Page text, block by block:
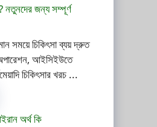
নতুনদের জন্য সম্পূর্ণ
সময়ে চিকিৎসা ব্যয় দ্রুত
আইসিইউতে
চিকিৎসার খরচ ...
অর্থ কি